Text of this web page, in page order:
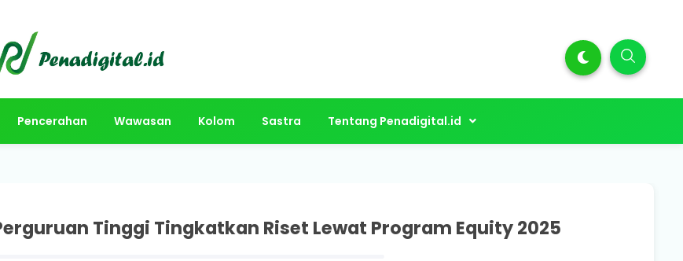
Pencerahan Wawasan Kolom Sastra Tentang Penadigital.id
Tinggi Tingkatkan Riset Lewat Program Equity 2025